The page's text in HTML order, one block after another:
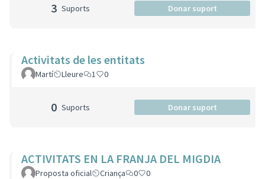
3 Suports Donar suport
Activitats de les entitats
Martí Lleure 1 0
0 Suports Donar suport
ACTIVITATS EN LA FRANJA DEL MIGDIA
Proposta oficial Criança 0 0